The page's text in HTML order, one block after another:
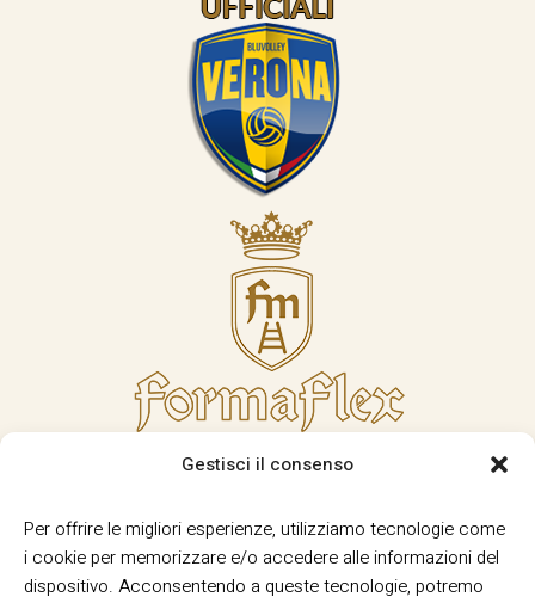
Gestisci il consenso
Per offrire le migliori esperienze, utilizziamo tecnologie come
i cookie per memorizzare e/o accedere alle informazioni del
dispositivo. Acconsentendo a queste tecnologie, potremo